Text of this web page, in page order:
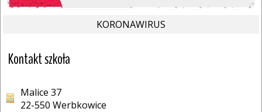
KORONAWIRUS
Kontakt szkoła
Malice 37
22-550 Werbkowice